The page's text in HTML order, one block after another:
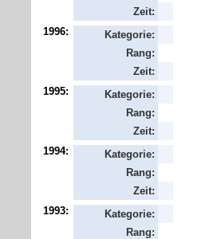
Zeit:
1996:
Kategorie:
Rang:
Zeit:
1995:
Kategorie:
Rang:
Zeit:
1994:
Kategorie:
Rang:
Zeit:
1993:
Kategorie:
Rang: